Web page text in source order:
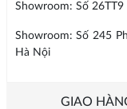
Showroom: Số
Showroom: Số 245
Hà Nội
GIAO